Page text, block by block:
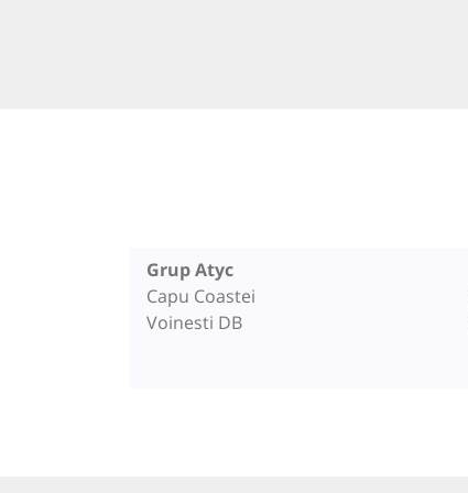
Grup Atyc
Capu Coastei
Voinesti DB